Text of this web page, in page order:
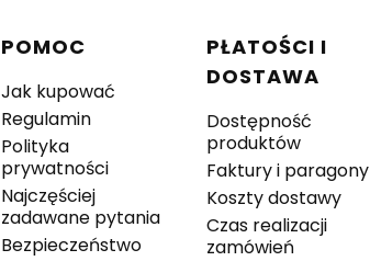
Linki w stopce
POMOC
Jak kupować
Regulamin
Polityka
prywatności
Najczęściej
zadawane pytania
Bezpieczeństwo
PŁATOŚCI I
DOSTAWA
Dostępność
produktów
Faktury i paragony
Koszty dostawy
Czas realizacji
zamówień